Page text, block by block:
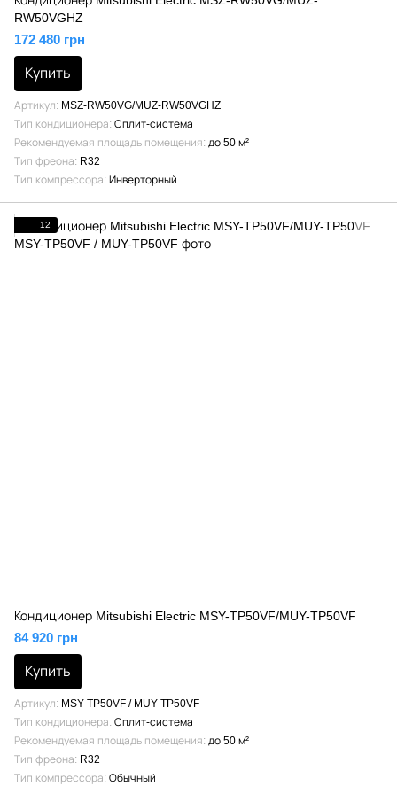
RW50VGHZ
172 480 грн
Купить
Артикул
MSZ-RW50VG/MUZ-RW50VGHZ
Тип кондиционера Сплит-система
Рекомендуемая площадь помещения до 50 м²
Тип фреона
R32
Тип компрессора Инверторный
12
Кондиционер Mitsubishi Electric MSY-TP50VF/MUY-TP50VF
84 920 грн
Купить
Артикул
MSY-TP50VF / MUY-TP50VF
Тип кондиционера Сплит-система
Рекомендуемая площадь помещения до 50 м²
Тип фреона
R32
Тип компрессора Обычный